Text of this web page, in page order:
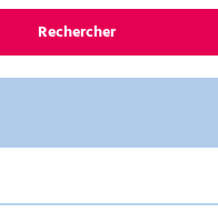
Rechercher